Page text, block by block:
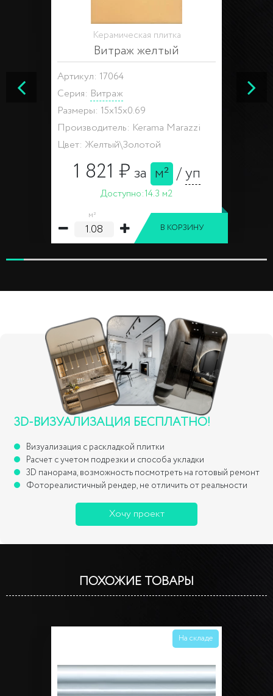
Керамическая плитка
Витраж желтый
Артикул: 17064
Серия: Витраж
Размеры: 15x15x0.69
Производитель: Kerama Marazzi
Цвет: Желтый\Золотой
1 821 ₽за м² /уп
Доступно:14.3 м2
м²
В КОРЗИНУ
3D-ВИЗУАЛИЗАЦИЯ БЕСПЛАТНО!
Визуализация с раскладкой плитки
Расчет с учетом подрезки и способа укладки
3D панорама, возможность посмотреть на готовый ремонт
Фотореалистичный рендер, не отличить от реальности
Хочу проект
ПОХОЖИЕ ТОВАРЫ
На складе